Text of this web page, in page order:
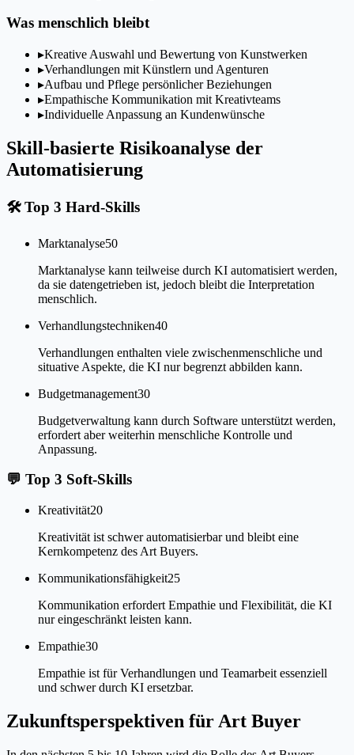
Was menschlich bleibt
▸Kreative Auswahl und Bewertung von Kunstwerken
▸Verhandlungen mit Künstlern und Agenturen
▸Aufbau und Pflege persönlicher Beziehungen
▸Empathische Kommunikation mit Kreativteams
▸Individuelle Anpassung an Kundenwünsche
Skill-basierte Risikoanalyse der
Automatisierung
🛠Top 3 Hard-Skills
Marktanalyse50
Marktanalyse kann teilweise durch KI automatisiert werden,
da sie datengetrieben ist, jedoch bleibt die Interpretation
menschlich.
Verhandlungstechniken40
Verhandlungen enthalten viele zwischenmenschliche und
situative Aspekte, die KI nur begrenzt abbilden kann.
Budgetmanagement30
Budgetverwaltung kann durch Software unterstützt werden,
erfordert aber weiterhin menschliche Kontrolle und
Anpassung.
💬 Top 3 Soft-Skills
Kreativität20
Kreativität ist schwer automatisierbar und bleibt eine
Kernkompetenz des Art Buyers.
Kommunikationsfähigkeit25
Kommunikation erfordert Empathie und Flexibilität, die KI
nur eingeschränkt leisten kann.
Empathie30
Empathie ist für Verhandlungen und Teamarbeit essenziell
und schwer durch KI ersetzbar.
Zukunftsperspektiven für Art Buyer